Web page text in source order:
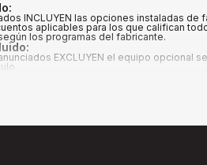
:
INCLUYEN las opciones instaladas
aplicables para los que califican
los programas del fabricante.
:
EXCLUYEN el equipo opcional